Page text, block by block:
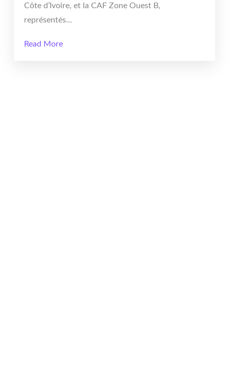
Côte d’Ivoire, et la CAF Zone Ouest B,
représentés...
Read More